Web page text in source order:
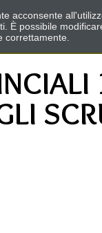
acconsente
È possibile
correttamente.